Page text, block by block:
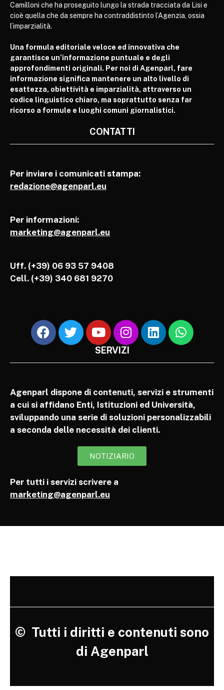
Camilloni che ha proseguito lungo la strada tracciata da Lisi e
cioè quella che da sempre ha contraddistinto l’Agenzia, ossia
l’imparzialità.
Una formula editoriale veloce ed innovativa che
garantisce un’informazione puntuale e degli
approfondimenti originali. Per noi di Agenparl, fare
informazione significa mantenere un alto livello di
esattezza, obiettività e imparzialità, attraverso un
codice linguistico chiaro, ma soprattutto senza far
ricorso a formule e luoghi comuni giornalistici.
CONTATTI
Per inviare i comunicati stampa:
redazione@agenparl.eu
Per informazioni:
marketing@agenparl.eu
Uff. (+39) 06 93 57 9408
Cell. (+39) 340 681 9270
SERVIZI
Agenparl dispone di contenuti, servizi e strumenti
a cui si affidano Enti, Istituzioni ed Università,
sviluppando una serie di soluzioni personalizzabili
a seconda delle necessità dei clienti.
NOTIZIARIO
Per tutti i servizi scrivere a
marketing@agenparl.eu
© Tutti i diritti e contenuti sono
di Agenparl